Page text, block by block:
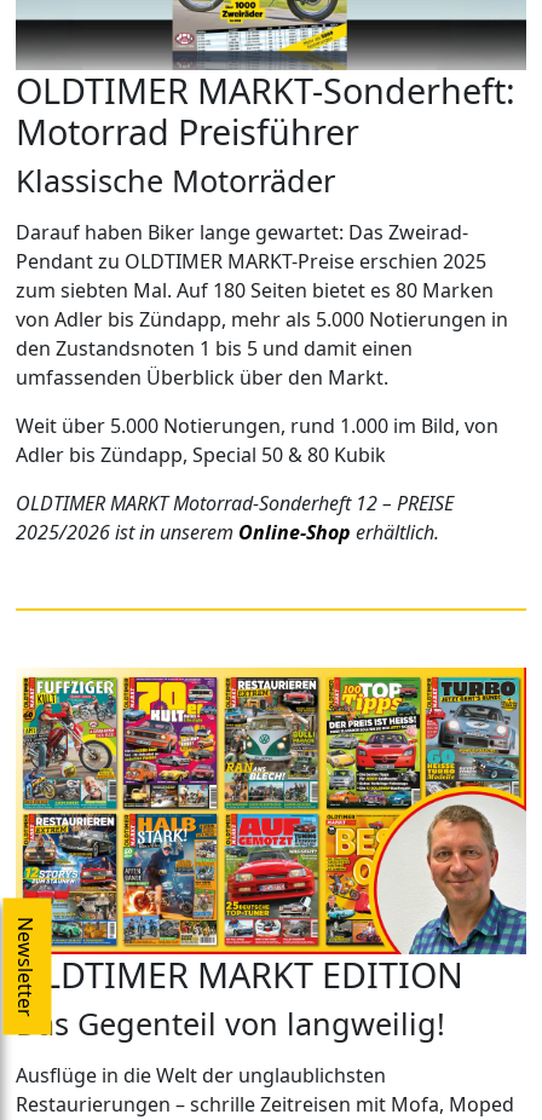
Newsletter
OLDTIMER MARKT-Sonderheft:
Motorrad Preisführer
Klassische Motorräder
Darauf haben Biker lange gewartet: Das Zweirad-
Pendant zu OLDTIMER MARKT-Preise erschien 2025
zum siebten Mal. Auf 180 Seiten bietet es 80 Marken
von Adler bis Zündapp, mehr als 5.000 Notierungen in
den Zustandsnoten 1 bis 5 und damit einen
umfassenden Überblick über den Markt.
Weit über 5.000 Notierungen, rund 1.000 im Bild, von
Adler bis Zündapp, Special 50 & 80 Kubik
OLDTIMER MARKT Motorrad-Sonderheft 12 – PREISE
2025/2026 ist in unserem Online-Shop erhältlich.
OLDTIMER MARKT EDITION
Das Gegenteil von langweilig!
Ausflüge in die Welt der unglaublichsten
Restaurierungen – schrille Zeitreisen mit Mofa, Moped